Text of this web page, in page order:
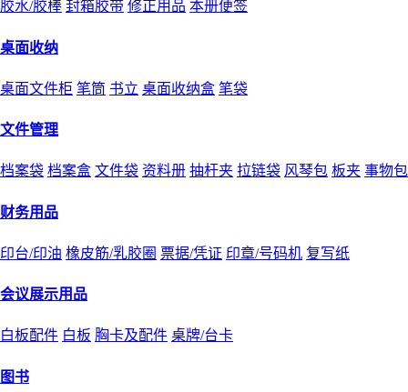
胶水/胶棒 封箱胶带 修正用品 本册便签
桌面收纳
桌面文件柜 笔筒 书立 桌面收纳盒 笔袋
文件管理
档案袋 档案盒 文件袋 资料册 抽杆夹 拉链袋 风琴包 板夹 事物包
财务用品
印台/印油 橡皮筋/乳胶圈 票据/凭证 印章/号码机 复写纸
会议展示用品
白板配件 白板 胸卡及配件 桌牌/台卡
图书